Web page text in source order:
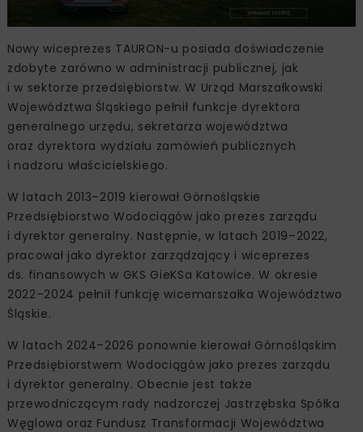
Nowy wiceprezes TAURON-u posiada doświadczenie
zdobyte zarówno w administracji publicznej, jak
i w sektorze przedsiębiorstw. W Urząd Marszałkowski
Województwa Śląskiego pełnił funkcje dyrektora
generalnego urzędu, sekretarza województwa
oraz dyrektora wydziału zamówień publicznych
i nadzoru właścicielskiego.
W latach 2013–2019 kierował Górnośląskie
Przedsiębiorstwo Wodociągów jako prezes zarządu
i dyrektor generalny. Następnie, w latach 2019–2022,
pracował jako dyrektor zarządzający i wiceprezes
ds. finansowych w GKS GieKSa Katowice. W okresie
2022–2024 pełnił funkcję wicemarszałka Województwo
Śląskie.
W latach 2024–2026 ponownie kierował Górnośląskim
Przedsiębiorstwem Wodociągów jako prezes zarządu
i dyrektor generalny. Obecnie jest także
przewodniczącym rady nadzorczej Jastrzębska Spółka
Węglowa oraz Fundusz Transformacji Województwa